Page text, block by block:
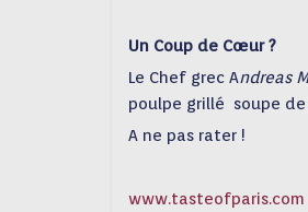
Un Coup de Cœur ?
Le Chef grec Andreas
poulpe grillé soupe
A ne pas rater !
www.tasteofparis.com